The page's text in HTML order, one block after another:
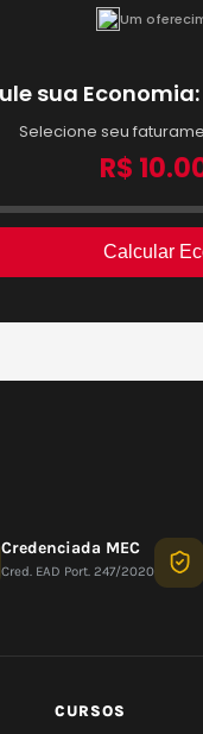
Credenciada MEC
Cred. EAD Port. 247/2020
CURSOS